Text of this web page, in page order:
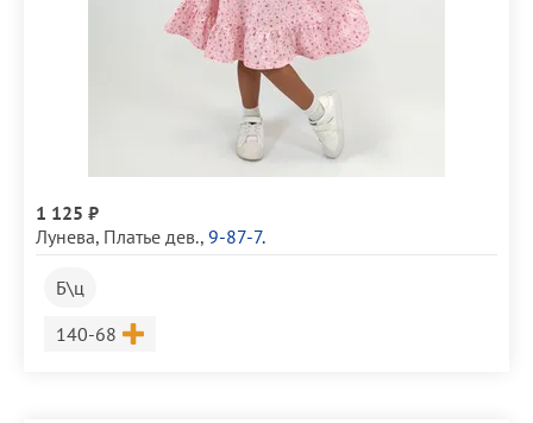
1 125 ₽
Лунева, Платье дев., 9-87-7.
Б\ц
Размер
140-68